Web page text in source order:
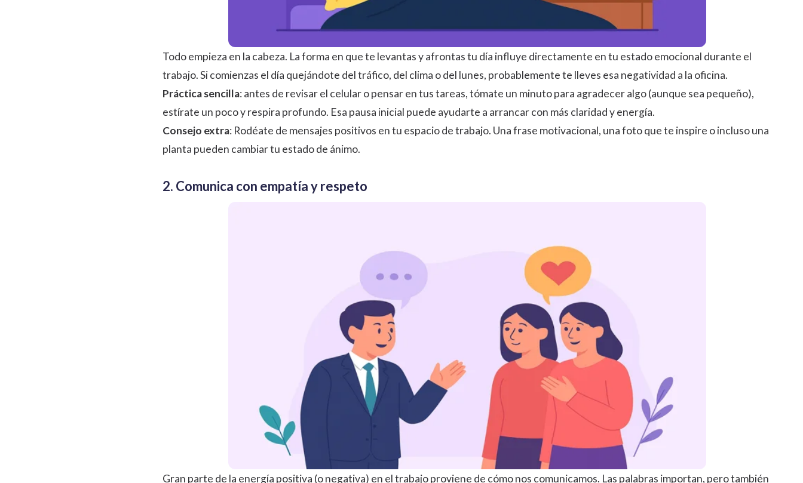
Todo empieza en la cabeza. La forma en que te levantas y afrontas tu día influye directamente en tu estado emocional durante el
trabajo. Si comienzas el día quejándote del tráfico, del clima o del lunes, probablemente te lleves esa negatividad a la oficina.
Práctica sencilla: antes de revisar el celular o pensar en tus tareas, tómate un minuto para agradecer algo (aunque sea pequeño),
estírate un poco y respira profundo. Esa pausa inicial puede ayudarte a arrancar con más claridad y energía.
Consejo extra: Rodéate de mensajes positivos en tu espacio de trabajo. Una frase motivacional, una foto que te inspire o incluso una
planta pueden cambiar tu estado de ánimo.
2. Comunica con empatía y respeto
Gran parte de la energía positiva (o negativa) en el trabajo proviene de cómo nos comunicamos. Las palabras importan, pero también